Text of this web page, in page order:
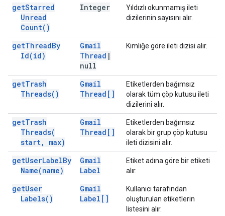
getStarred
Unread
Count( )
Integer
Yıldızlı okunmamış ileti
dizilerinin sayısını alır.
getThreadBy
Id(id)
Gmail
Thread |
null
Kimliğe göre ileti dizisi alır.
getTrash
Threads( )
Gmail
Thread[]
Etiketlerden bağımsız
olarak tüm çöp kutusu ileti
dizilerini alır.
getTrash
Threads(
start, max)
Gmail
Thread[]
Etiketlerden bağımsız
olarak bir grup çöp kutusu
ileti dizisini alır.
getUserLabelBy
Name(name)
Gmail
Label
Etiket adına göre bir etiketi
alır.
getUser
Labels( )
Gmail
Label[]
Kullanıcı tarafından
oluşturulan etiketlerin
listesini alır.